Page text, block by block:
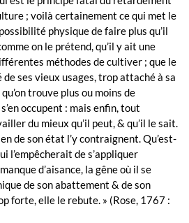
; voilà certainement ce qui met le
physique de faire plus qu’il
on le prétend, qu’il y ait une
méthodes de cultiver ; que le
ses vieux usages, trop attaché à sa
trouve plus ou moins de
occupent : mais enfin, tout
du mieux qu’il peut, & qu’il le sait.
de son état l’y contraignent. Qu’est-
l’empêcherait de s’appliquer
d’aisance, la gêne où il se
de son abattement & de son
forte, elle le rebute. » (Rose, 1767 :